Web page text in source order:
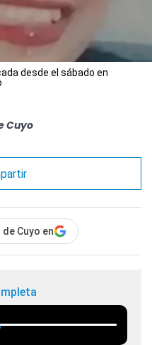
desde el sábado en
Cuyo
Cuyo en